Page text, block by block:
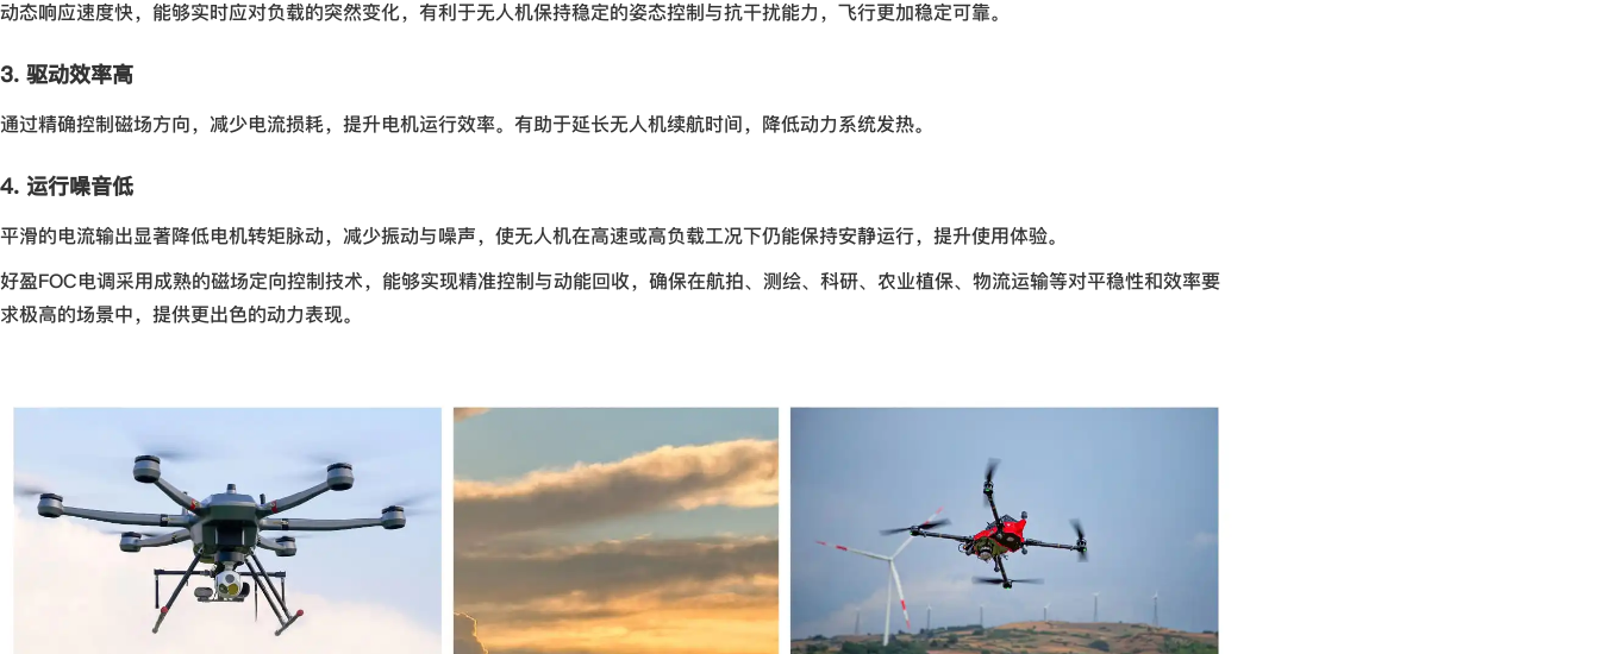
动态响应速度快，能够实时应对负载的突然变化，有利于无人机保持稳定的姿态控制与抗干扰能力，飞行更加稳定可靠。
3. 驱动效率高
通过精确控制磁场方向，减少电流损耗，提升电机运行效率。有助于延长无人机续航时间，降低动力系统发热。
4. 运行噪音低
平滑的电流输出显著降低电机转矩脉动，减少振动与噪声，使无人机在高速或高负载工况下仍能保持安静运行，提升使用体验。
好盈FOC电调采用成熟的磁场定向控制技术，能够实现精准控制与动能回收，确保在航拍、测绘、科研、农业植保、物流运输等对平稳性和效率要
求极高的场景中，提供更出色的动力表现。